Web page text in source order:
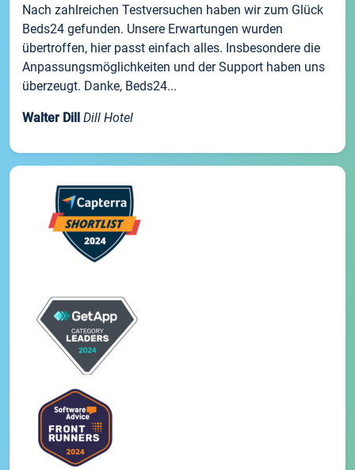
Nach zahlreichen Testversuchen haben wir zum Glück
Beds24 gefunden. Unsere Erwartungen wurden
übertroffen, hier passt einfach alles. Insbesondere die
Anpassungsmöglichkeiten und der Support haben uns
überzeugt. Danke, Beds24...
Walter Dill Dill Hotel